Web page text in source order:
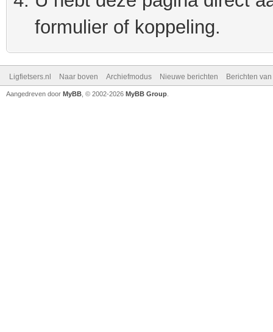
formulier of koppeling.
Ligfietsers.nl Naar boven Archiefmodus Nieuwe berichten Berichten
Aangedreven door MyBB , © 2002-2026 MyBB Group